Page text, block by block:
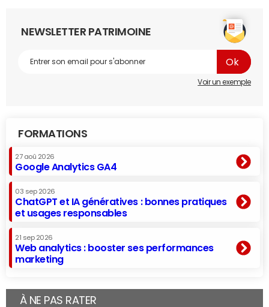
NEWSLETTER PATRIMOINE
Voir un exemple
FORMATIONS
27 aoû 2026
Google Analytics GA4
03 sep 2026
ChatGPT et IA génératives : bonnes pratiques
et usages responsables
21 sep 2026
Web analytics : booster ses performances
marketing
À NE PAS RATER